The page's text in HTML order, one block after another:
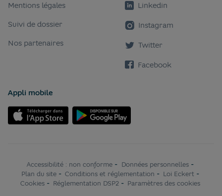
Mentions légales
Suivi de dossier
Nos partenaires
Linkedin
Instagram
Twitter
Facebook
Appli mobile
Accessibilité : non conforme - Données personnelles-
Plan du site- Conditions et réglementation - Loi Eckert -
Cookies- Réglementation DSP2 - Paramètres des cookies